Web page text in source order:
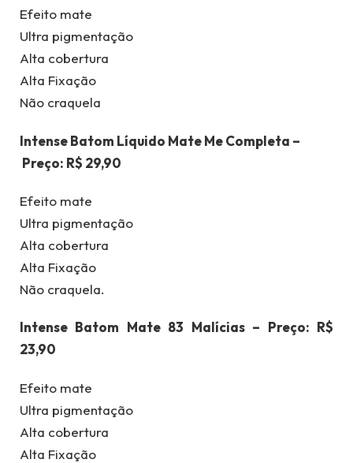
Efeito mate
Ultra pigmentação
Alta cobertura
Alta Fixação
Não craquela
Intense Batom Líquido Mate Me Completa –
Preço: R$ 29,90
Efeito mate
Ultra pigmentação
Alta cobertura
Alta Fixação
Não craquela.
Intense Batom Mate 83 Malícias – Preço: R$
23,90
Efeito mate
Ultra pigmentação
Alta cobertura
Alta Fixação